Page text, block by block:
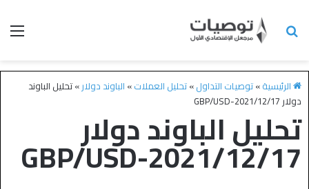
الرئيسية»توصيات التداول»تحليل العملات» الباوند دولار»تحليل الباوند
دولار GBP/USD-2021/12/17
تحليل الباوند دولار
GBP/USD-2021/12/17